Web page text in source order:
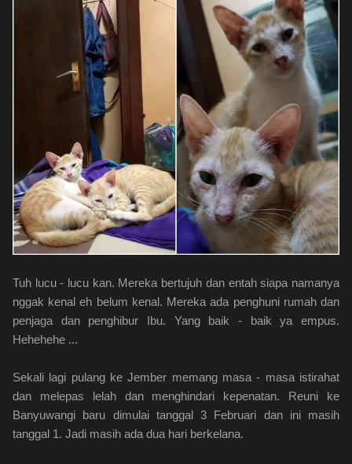
Tuh lucu - lucu kan. Mereka bertujuh dan entah siapa namanya
nggak kenal eh belum kenal. Mereka ada penghuni rumah dan
penjaga dan penghibur Ibu. Yang baik - baik ya empus.
Hehehehe ...
Sekali lagi pulang ke Jember memang masa - masa istirahat
dan melepas lelah dan menghindari kepenatan. Reuni ke
Banyuwangi baru dimulai tanggal 3 Februari dan ini masih
tanggal 1. Jadi masih ada dua hari berkelana.